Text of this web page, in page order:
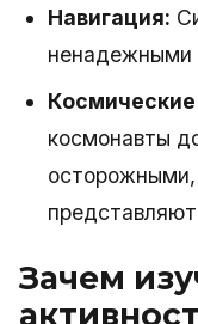
Навигация:
ненадежными
космонавты
осторожными,
Зачем